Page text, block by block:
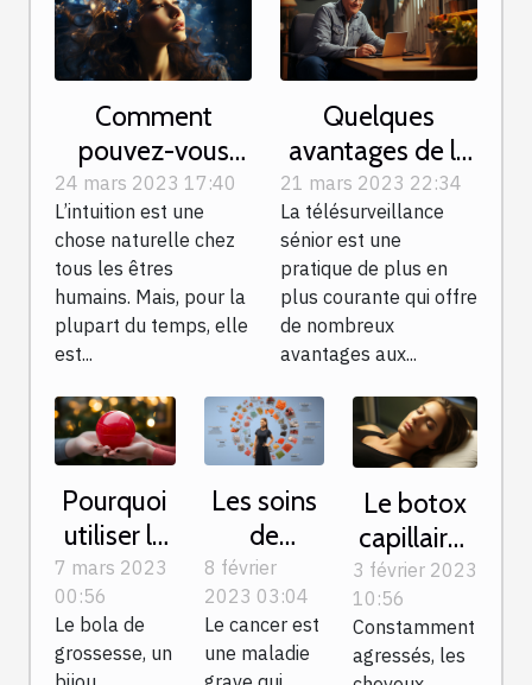
Comment
pouvez-vous
procéder pour
développer
votre intuition ?
24 mars 2023 17:40
L’intuition est une
chose naturelle chez
tous les êtres
humains. Mais, pour la
plupart du temps, elle
est...
Quelques
avantages de la
télésurveillance
sénior
21 mars 2023 22:34
La télésurveillance
sénior est une
pratique de plus en
plus courante qui offre
de nombreux
avantages aux...
Pourquoi
utiliser le
bola de
grossesse
?
7 mars 2023
00:56
Le bola de
grossesse, un
Les soins
de
support
cancer les
plus
courants
8 février
2023 03:04
Le cancer est
une maladie
Le botox
capillaire :
de quoi
s’agit-il
réellement
?
3 février 2023
10:56
Constamment
agressés, les